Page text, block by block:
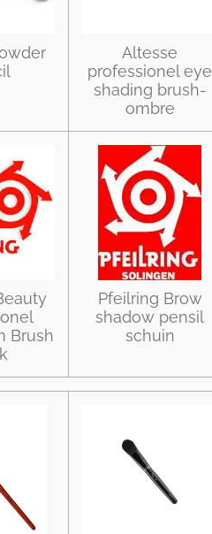
Altesse
professionel eye
shading brush-
ombre
Brush
Pfeilring Brow
shadow pensil
schuin